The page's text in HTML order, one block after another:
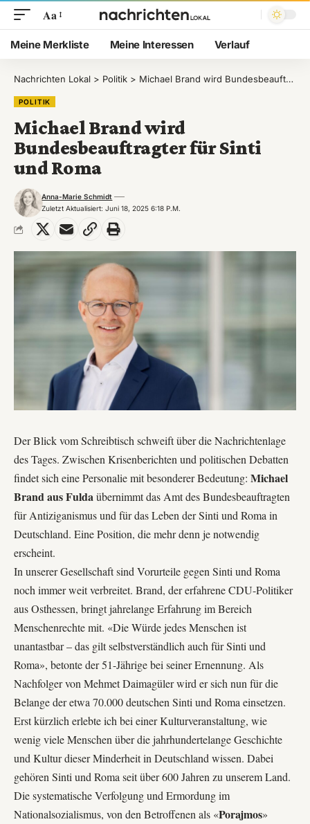
Aa
Meine Merkliste Meine Interessen Verlauf
Nachrichten Lokal > Politik > Michael Brand wird Bundesbeauftragter für Sinti und Roma
POLITIK
Michael Brand wird
Bundesbeauftragter für Sinti
und Roma
Zuletzt Aktualisiert: Juni 18, 2025 6:18 P.m.
Anna-Marie Schmidt
Der Blick vom Schreibtisch schweift über die Nachrichtenlage
des Tages. Zwischen Krisenberichten und politischen Debatten
findet sich eine Personalie mit besonderer Bedeutung: Michael
Brand aus Fuldaübernimmt das Amt des Bundesbeauftragten
für Antiziganismus und für das Leben der Sinti und Roma in
Deutschland. Eine Position, die mehr denn je notwendig
erscheint.
In unserer Gesellschaft sind Vorurteile gegen Sinti und Roma
noch immer weit verbreitet. Brand, der erfahrene CDU-Politiker
aus Osthessen, bringt jahrelange Erfahrung im Bereich
Menschenrechtemit. «Die Würde jedes Menschen ist
unantastbar – das gilt selbstverständlich auch für Sinti und
Roma», betonte der 51-Jährige bei seiner Ernennung. Als
Nachfolger von Mehmet Daimagüler wird er sich nun für die
Belange der etwa 70.000 deutschen Sinti und Roma einsetzen.
Erst kürzlich erlebte ich bei einer Kulturveranstaltung, wie
wenig viele Menschen über die jahrhundertelange Geschichte
und Kultur dieser Minderheit in Deutschland wissen. Dabei
gehören Sinti und Roma seit über 600 Jahren zu unserem Land.
Die systematische Verfolgung und Ermordung im
Nationalsozialismus, von den Betroffenen als «Porajmos»